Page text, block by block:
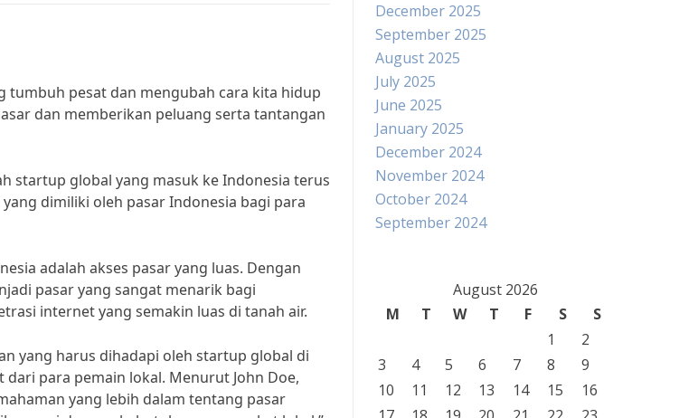
tumbuh pesat dan mengubah cara kita hidup
dan memberikan peluang serta tantangan
startup global yang masuk ke Indonesia terus
dimiliki oleh pasar Indonesia bagi para
adalah akses pasar yang luas. Dengan
pasar yang sangat menarik bagi
internet yang semakin luas di tanah air.
yang harus dihadapi oleh startup global di
para pemain lokal. Menurut John Doe,
yang lebih dalam tentang pasar
December 2025
September 2025
August 2025
July 2025
June 2025
January 2025
December 2024
November 2024
October 2024
September 2024
August 2026
M
T W T F S
S
1
2
3
4 5 6 7 8
9
10
11 12 13 14 15
16